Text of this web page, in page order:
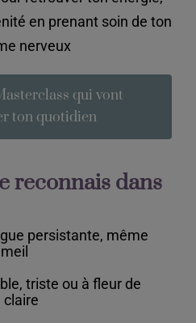
en prenant soin de ton
nerveux
qui vont
ton quotidien
reconnais dans
persistante, même
triste ou à fleur de
claire